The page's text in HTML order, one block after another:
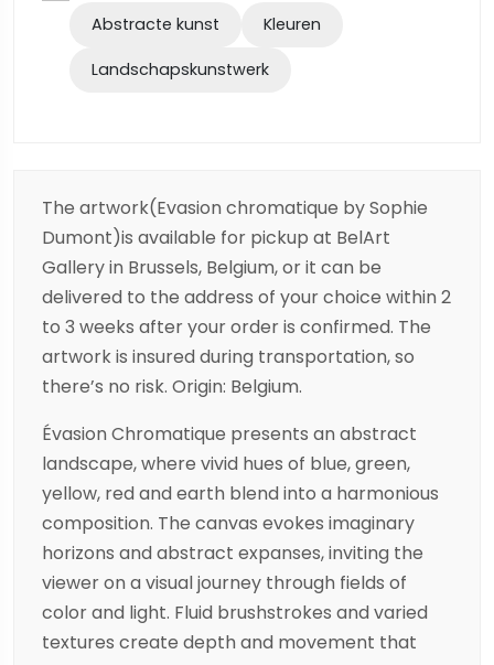
Abstracte kunst Kleuren
Landschapskunstwerk
The artwork(Evasion chromatique by Sophie
Dumont)is available for pickup at BelArt
Gallery in Brussels, Belgium, or it can be
delivered to the address of your choice within 2
to 3 weeks after your order is confirmed. The
artwork is insured during transportation, so
there’s no risk. Origin: Belgium.
Évasion Chromatique presents an abstract
landscape, where vivid hues of blue, green,
yellow, red and earth blend into a harmonious
composition. The canvas evokes imaginary
horizons and abstract expanses, inviting the
viewer on a visual journey through fields of
color and light. Fluid brushstrokes and varied
textures create depth and movement that